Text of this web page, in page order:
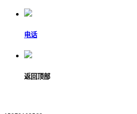
电话
返回顶部